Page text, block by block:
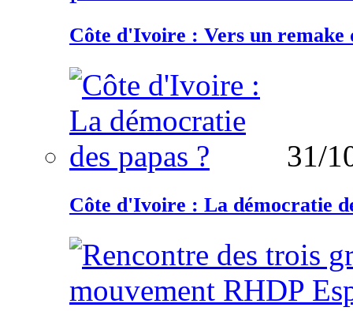
Côte d'Ivoire : Vers un remake
31/
Côte d'Ivoire : La démocratie